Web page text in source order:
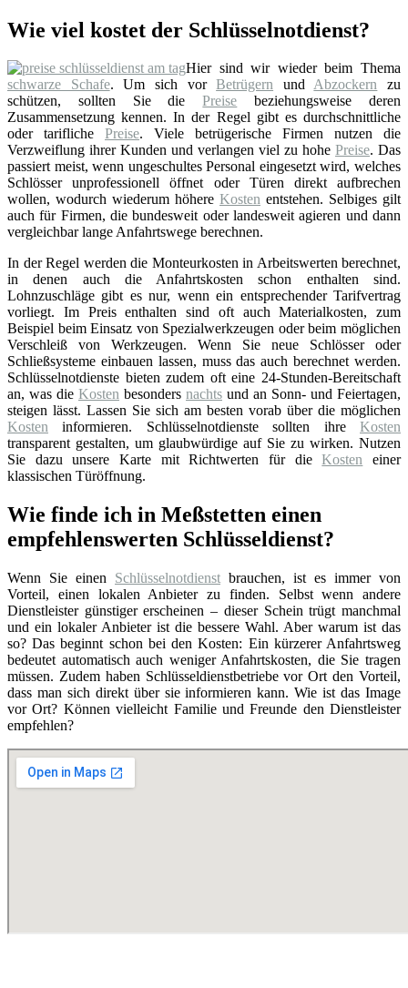
Wie viel kostet der Schlüsselnotdienst?
Hier sind wir wieder beim Thema
schwarze Schafe. Um sich vorBetrügern undAbzockern zu
schützen, sollten Sie diePreise beziehungsweise deren
Zusammensetzung kennen. In der Regel gibt es durchschnittliche
oder tarifliche Preise. Viele betrügerische Firmen nutzen die
Verzweiflung ihrer Kunden und verlangen viel zu hohe Preise. Das
passiert meist, wenn ungeschultes Personal eingesetzt wird, welches
Schlösser unprofessionell öffnet oder Türen direkt aufbrechen
wollen, wodurch wiederum höhere Kosten entstehen. Selbiges gilt
auch für Firmen, die bundesweit oder landesweit agieren und dann
vergleichbar lange Anfahrtswege berechnen.
In der Regel werden die Monteurkosten in Arbeitswerten berechnet,
in denen auch die Anfahrtskosten schon enthalten sind.
Lohnzuschläge gibt es nur, wenn ein entsprechender Tarifvertrag
vorliegt. Im Preis enthalten sind oft auch Materialkosten, zum
Beispiel beim Einsatz von Spezialwerkzeugen oder beim möglichen
Verschleiß von Werkzeugen. Wenn Sie neue Schlösser oder
Schließsysteme einbauen lassen, muss das auch berechnet werden.
Schlüsselnotdienste bieten zudem oft eine 24-Stunden-Bereitschaft
an, was die Kosten besonders nachts und an Sonn- und Feiertagen,
steigen lässt. Lassen Sie sich am besten vorab über die möglichen
Kosten informieren. Schlüsselnotdienste sollten ihre Kosten
transparent gestalten, um glaubwürdige auf Sie zu wirken. Nutzen
Sie dazu unsere Karte mit Richtwerten für dieKosten einer
klassischen Türöffnung.
Wie finde ich in Meßstetten einen
empfehlenswerten Schlüsseldienst?
Wenn Sie einen Schlüsselnotdienst brauchen, ist es immer von
Vorteil, einen lokalen Anbieter zu finden. Selbst wenn andere
Dienstleister günstiger erscheinen – dieser Schein trügt manchmal
und ein lokaler Anbieter ist die bessere Wahl. Aber warum ist das
so? Das beginnt schon bei den Kosten: Ein kürzerer Anfahrtsweg
bedeutet automatisch auch weniger Anfahrtskosten, die Sie tragen
müssen. Zudem haben Schlüsseldienstbetriebe vor Ort den Vorteil,
dass man sich direkt über sie informieren kann. Wie ist das Image
vor Ort? Können vielleicht Familie und Freunde den Dienstleister
empfehlen?